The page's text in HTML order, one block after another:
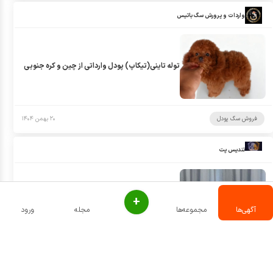
واردات و پرورش سگ باتیس
توله تاینی(تیکاپ) پودل وارداتی از چین و کره جنوبی
فروش سگ پودل ۲۰ بهمن ۱۴۰۴
تندیس پت
فروش توله توی پودل
ورود مجله + مجموعه‌ها آگهی‌ها